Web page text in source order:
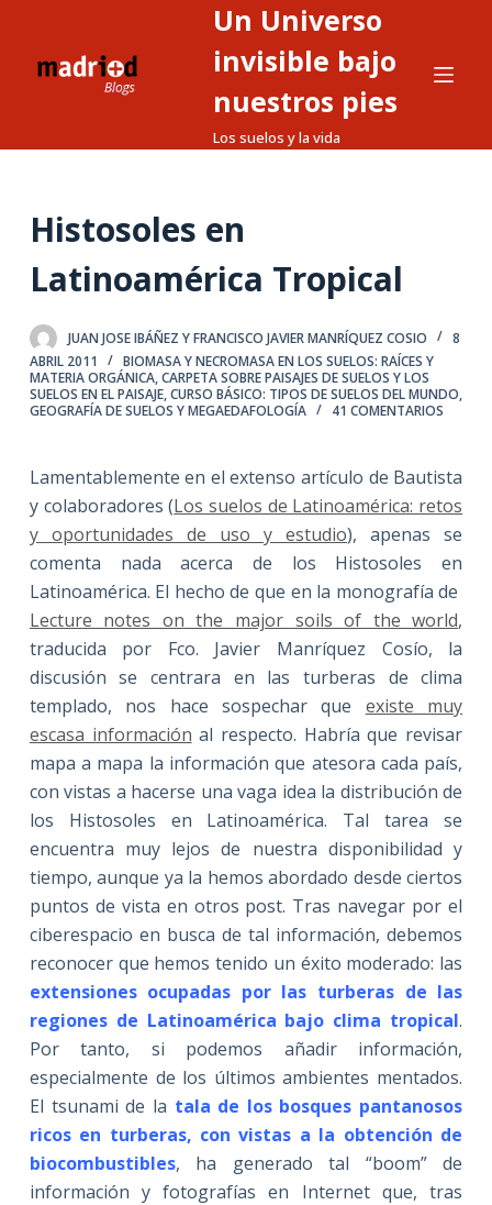
e
n
o
Un Universo
invisible bajo
nuestros pies
Los suelos y la vida
Histosoles en
Latinoamérica Tropical
JUAN JOSE IBÁÑEZ Y FRANCISCO JAVIER MANRÍQUEZ COSIO
8
ABRIL 2011
BIOMASA Y NECROMASA EN LOS SUELOS: RAÍCES Y
MATERIA ORGÁNICA,CARPETA SOBRE PAISAJES DE SUELOS Y LOS
SUELOS EN EL PAISAJE,CURSO BÁSICO: TIPOS DE SUELOS DEL MUNDO,
GEOGRAFÍA DE SUELOS Y MEGAEDAFOLOGÍA
41 COMENTARIOS
Lamentablemente en el extenso artículo de Bautista
y colaboradores (Los suelos de Latinoamérica: retos
y oportunidades de uso y estudio), apenas se
comenta nada acerca de los Histosoles en
Latinoamérica. El hecho de que en la monografía de
Lecture notes on the major soils of the world,
traducida por Fco. Javier Manríquez Cosío, la
discusión se centrara en las turberas de clima
templado, nos hace sospechar que existe muy
escasa información al respecto. Habría que revisar
mapa a mapa la información que atesora cada país,
con vistas a hacerse una vaga idea la distribución de
los Histosoles en Latinoamérica. Tal tarea se
encuentra muy lejos de nuestra disponibilidad y
tiempo, aunque ya la hemos abordado desde ciertos
puntos de vista en otros post. Tras navegar por el
ciberespacio en busca de tal información, debemos
reconocer que hemos tenido un éxito moderado: las
extensiones ocupadas por las turberas de las
regiones de Latinoamérica bajo clima tropical.
Por tanto, si podemos añadir información,
especialmente de los últimos ambientes mentados.
El tsunami de la tala de los bosques pantanosos
ricos en turberas, con vistas a la obtención de
biocombustibles, ha generado tal “boom” de
información y fotografías en Internet que, tras